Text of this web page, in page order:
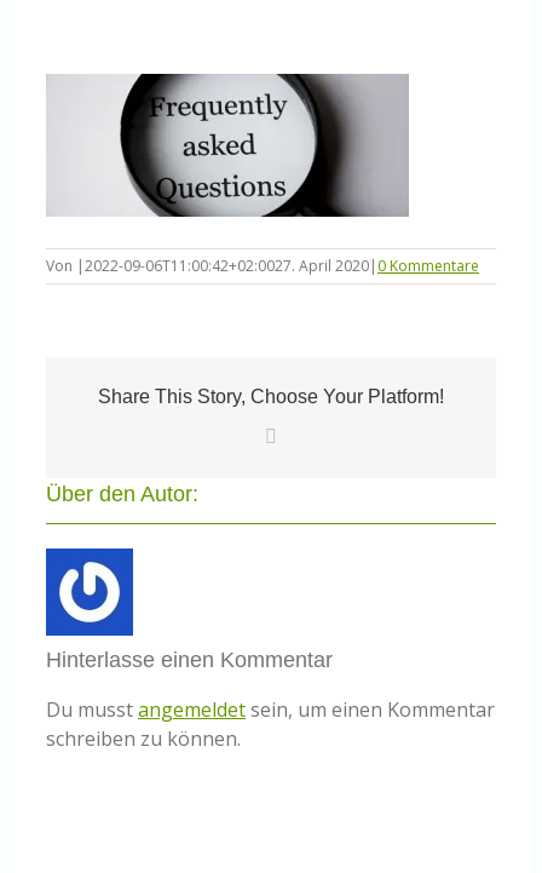
Intelligent Swarming
Community
Shop
Von |2022-09-06T11:00:42+02:0027. April 2020| 0 Kommentare
Share This Story, Choose Your Platform!
Über den Autor:
Hinterlasse einen Kommentar
Du musstangemeldetsein, um einen Kommentar
schreiben zu können.